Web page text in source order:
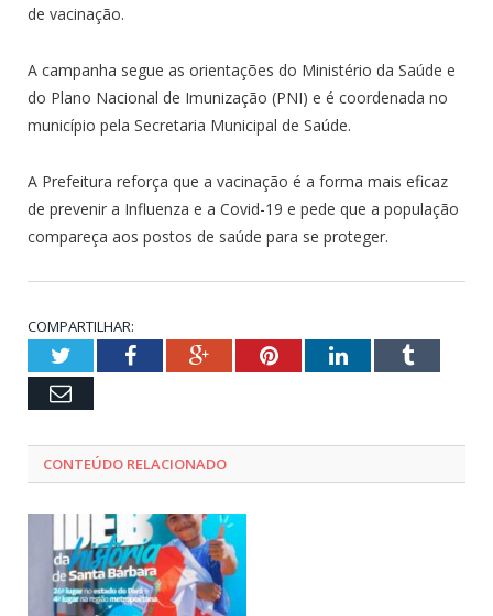
de vacinação.
A campanha segue as orientações do Ministério da Saúde e
do Plano Nacional de Imunização (PNI) e é coordenada no
município pela Secretaria Municipal de Saúde.
A Prefeitura reforça que a vacinação é a forma mais eficaz
de prevenir a Influenza e a Covid-19 e pede que a população
compareça aos postos de saúde para se proteger.
COMPARTILHAR:
TwitterFacebookGoogle+PinterestLinkedInTumblr
Email
CONTEÚDO RELACIONADO